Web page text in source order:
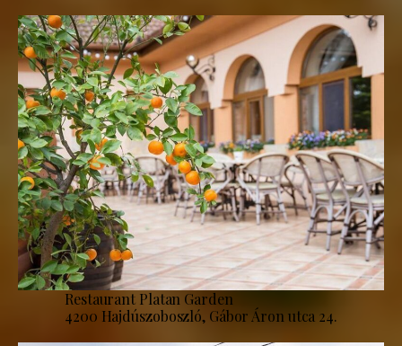
Restaurant Platan Garden
4200 Hajdúszoboszló, Gábor Áron utca 24.